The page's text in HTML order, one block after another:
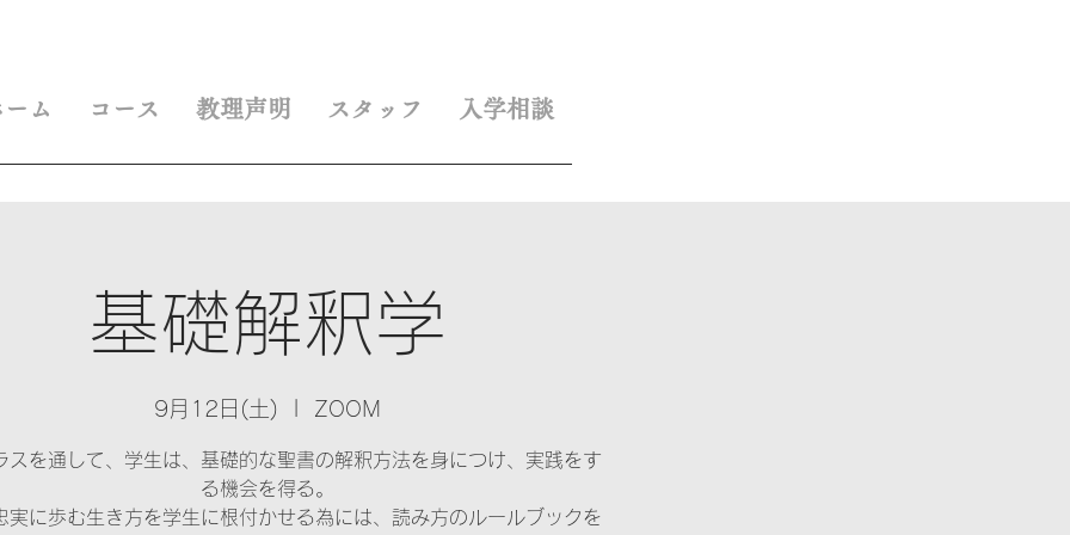
ーム コース 教理声明 スタッフ 入学相談
基礎解釈学
9月12日(土) ZOOM
スを通して、学生は、基礎的な聖書の解釈方法を身につけ、実践をす
る機会を得る。
実に歩む生き方を学生に根付かせる為には、読み方のルールブックを